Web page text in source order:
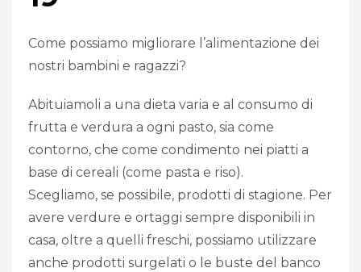
Come possiamo migliorare l’alimentazione dei
nostri bambini e ragazzi?
Abituiamoli a una dieta varia e al consumo di
frutta e verdura a ogni pasto, sia come
contorno, che come condimento nei piatti a
base di cereali (come pasta e riso).
Scegliamo, se possibile, prodotti di stagione. Per
avere verdure e ortaggi sempre disponibili in
casa, oltre a quelli freschi, possiamo utilizzare
anche prodotti surgelati o le buste del banco